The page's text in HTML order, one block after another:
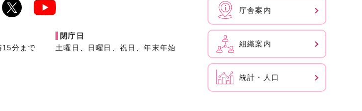
15分まで
閉庁日
土曜日、日曜日、祝日、年末年始
庁舎案内
組織案内
統計・人口